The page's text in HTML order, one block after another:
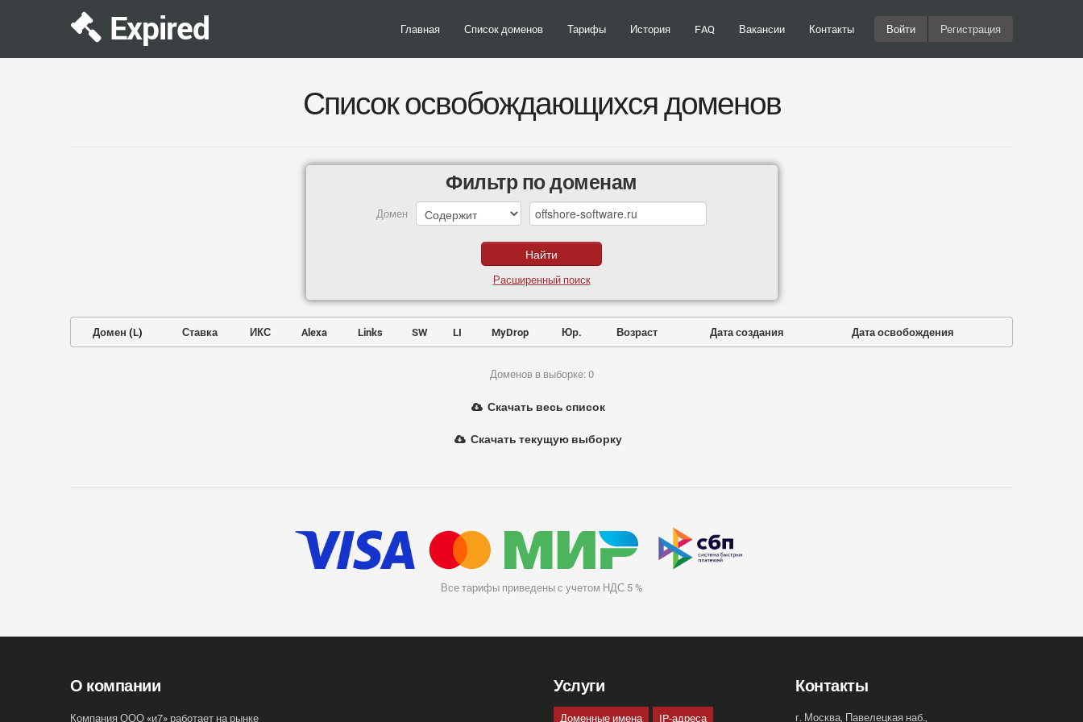
Expired Главная Список доменов Тарифы История FAQ Вакансии Контакты Войти Регистрация
Список освобождающихся доменов
Фильтр по доменам
Домен
Расширенный поиск
Домен (L) Ставка ИКС Alexa Links SW LI MyDrop Юр. Возраст Дата создания Дата освобождения
Доменов в выборке: 0
Скачать весь список
Скачать текущую выборку
Все тарифы приведены с учетом НДС 5 %
О компании
Компания ООО «и7» работает на рынке
Услуги
Доменные имена IP-адреса
Контакты
г. Москва, Павелецкая наб.,